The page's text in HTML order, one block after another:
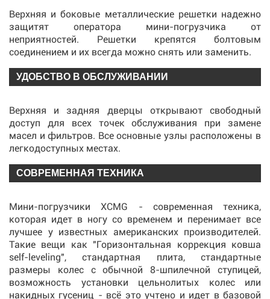
Верхняя и боковые металлические решетки надежно
защитят оператора мини-погрузчика от
неприятностей. Решетки крепятся болтовым
соединением и их всегда можно снять или заменить.
УДОБСТВО В ОБСЛУЖИВАНИИ
Верхняя и задняя дверцы открывают свободный
доступ для всех точек обслуживания при замене
масел и фильтров. Все основные узлы расположены в
легкодоступных местах.
СОВРЕМЕННАЯ ТЕХНИКА
Мини-погрузчики XCMG - современная техника,
которая идет в ногу со временем и перенимает все
лучшее у известных американских производителей.
Такие вещи как "Горизонтальная коррекция ковша
self-leveling", стандартная плита, стандартные
размеры колес с обычной 8-шпилечной ступицей,
возможность установки цельнолитых колес или
накидных гусениц - всё это учтено и идет в базовой